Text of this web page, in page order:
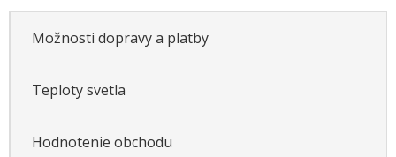
Možnosti dopravy a platby
Teploty svetla
Hodnotenie obchodu